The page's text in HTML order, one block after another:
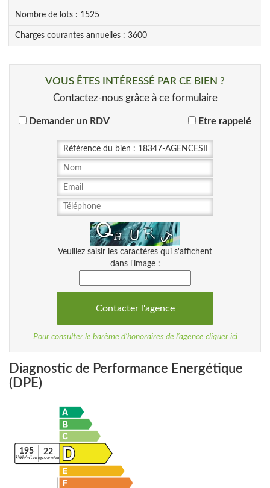
Nombre de lots : 1525
Charges courantes annuelles : 3600
VOUS ÊTES INTÉRESSÉ PAR CE BIEN ?
Contactez-nous grâce à ce formulaire
Demander un RDV Etre rappelé
Veuillez saisir les caractères qui s'affichent
dans l'image :
Pour consulter le barème d’honoraires de l’agence cliquer ici
Diagnostic de Performance Energétique
(DPE)
195
kWh/m².an
22
kgCO2/m².an